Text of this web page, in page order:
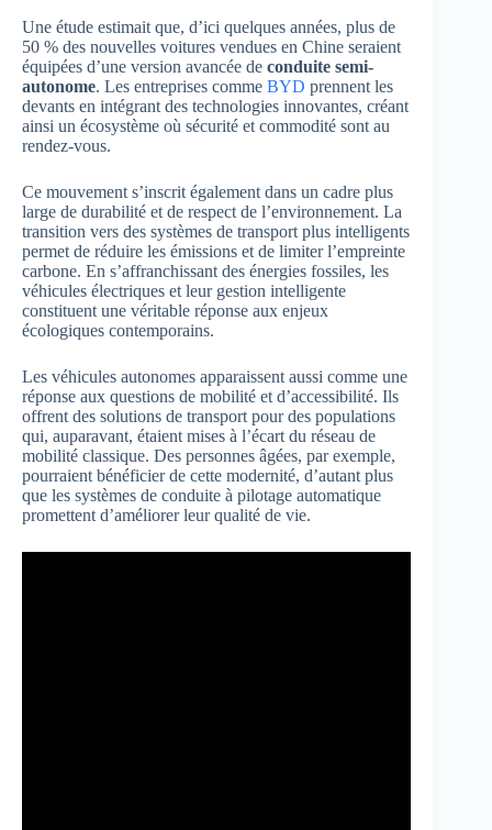
Une étude estimait que, d’ici quelques années, plus de
50 % des nouvelles voitures vendues en Chine seraient
équipées d’une version avancée de conduite semi-
autonome. Les entreprises comme BYD prennent les
devants en intégrant des technologies innovantes, créant
ainsi un écosystème où sécurité et commodité sont au
rendez-vous.
Ce mouvement s’inscrit également dans un cadre plus
large de durabilité et de respect de l’environnement. La
transition vers des systèmes de transport plus intelligents
permet de réduire les émissions et de limiter l’empreinte
carbone. En s’affranchissant des énergies fossiles, les
véhicules électriques et leur gestion intelligente
constituent une véritable réponse aux enjeux
écologiques contemporains.
Les véhicules autonomes apparaissent aussi comme une
réponse aux questions de mobilité et d’accessibilité. Ils
offrent des solutions de transport pour des populations
qui, auparavant, étaient mises à l’écart du réseau de
mobilité classique. Des personnes âgées, par exemple,
pourraient bénéficier de cette modernité, d’autant plus
que les systèmes de conduite à pilotage automatique
promettent d’améliorer leur qualité de vie.